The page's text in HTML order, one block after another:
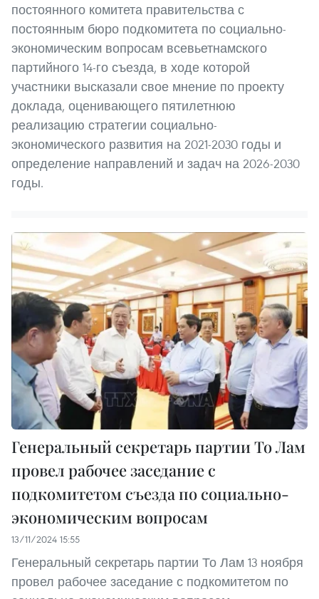
постоянного комитета правительства с
постоянным бюро подкомитета по социально-
экономическим вопросам всевьетнамского
партийного 14-го съезда, в ходе которой
участники высказали свое мнение по проекту
доклада, оценивающего пятилетнюю
реализацию стратегии социально-
экономического развития на 2021-2030 годы и
определение направлений и задач на 2026-2030
годы.
Генеральный секретарь партии То Лам
провел рабочее заседание с
подкомитетом съезда по социально-
экономическим вопросам
13/11/2024 15:55
Генеральный секретарь партии То Лам 13 ноября
провел рабочее заседание с подкомитетом по